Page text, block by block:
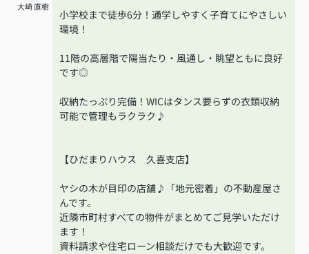
大崎 直樹
小学校まで徒歩6分！通学しやすく子育てにやさしい
環境！
11階の高層階で陽当たり・風通し・眺望ともに良好
です◎
収納たっぷり完備！WICはタンス要らずの衣類収納
可能で管理もラクラク♪
【ひだまりハウス 久喜支店】
ヤシの木が目印の店舗♪「地元密着」の不動産屋さ
んです。
近隣市町村すべての物件がまとめてご見学いただけ
ます！
資料請求や住宅ローン相談だけでも大歓迎です。